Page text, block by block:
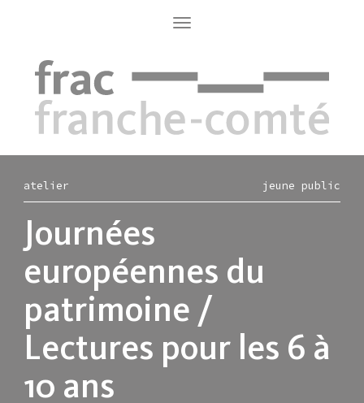
Toggle
navigation
atelier jeune public
Journées
européennes du
patrimoine /
Lectures pour les 6 à
10 ans